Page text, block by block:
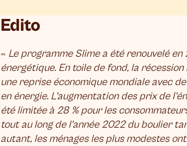
Edito
« Le programme Slime a été renouvelé
énergétique. En toile de fond, la
une reprise économique mondiale avec
en énergie. L’augmentation des prix de
été limitée à 28 % pour les
tout au long de l’année 2022 du boulier
autant, les ménages les plus modestes